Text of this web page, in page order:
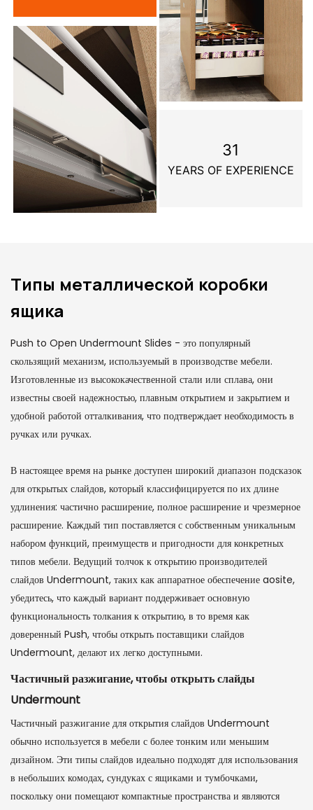
31
YEARS OF EXPERIENCE
Типы металлической коробки
ящика
Push to Open Undermount Slides - это популярный
скользящий механизм, используемый в производстве мебели.
Изготовленные из высококачественной стали или сплава, они
известны своей надежностью, плавным открытием и закрытием и
удобной работой отталкивания, что подтверждает необходимость в
ручках или ручках.
В настоящее время на рынке доступен широкий диапазон подсказок
для открытых слайдов, который классифицируется по их длине
удлинения: частично расширение, полное расширение и чрезмерное
расширение. Каждый тип поставляется с собственным уникальным
набором функций, преимуществ и пригодности для конкретных
типов мебели. Ведущий толчок к открытию производителей
слайдов Undermount, таких как аппаратное обеспечение aosite,
убедитесь, что каждый вариант поддерживает основную
функциональность толкания к открытию, в то время как
доверенный Push, чтобы открыть поставщики слайдов
Undermount, делают их легко доступными.
Частичный разжигание, чтобы открыть слайды
Undermount
Частичный разжигание для открытия слайдов Undermount
обычно используется в мебели с более тонким или меньшим
дизайном. Эти типы слайдов идеально подходят для использования
в небольших комодах, сундуках с ящиками и тумбочками,
поскольку они помещают компактные пространства и являются